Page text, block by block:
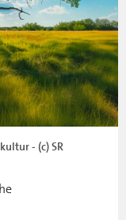
- (c) SR